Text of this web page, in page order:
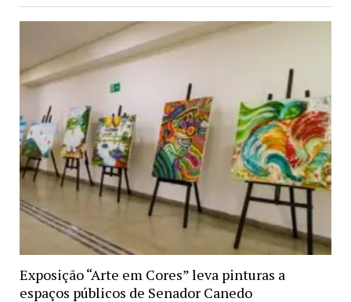
Exposição “Arte em Cores” leva pinturas a
espaços públicos de Senador Canedo